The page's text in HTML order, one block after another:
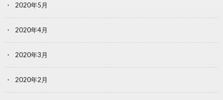
2020年5月
2020年4月
2020年3月
2020年2月